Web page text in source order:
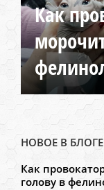
Как
НОВОЕ В БЛОГЕ
Как
голову в